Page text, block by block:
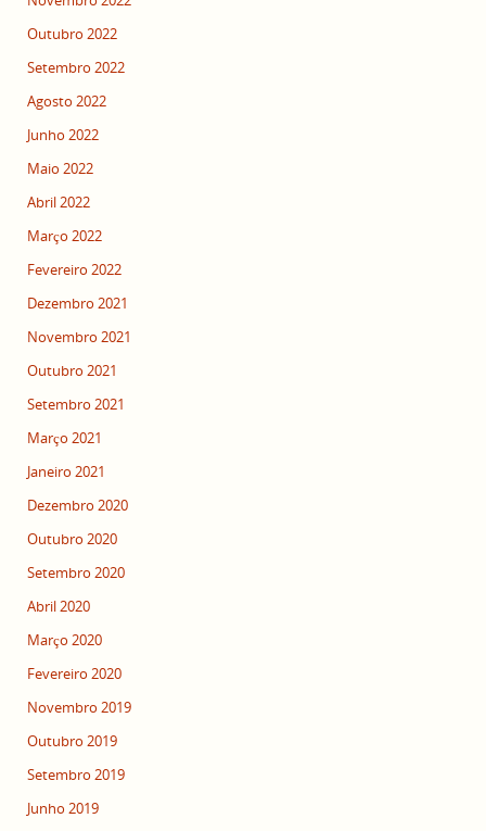
Outubro 2022
Setembro 2022
Agosto 2022
Junho 2022
Maio 2022
Abril 2022
Março 2022
Fevereiro 2022
Dezembro 2021
Novembro 2021
Outubro 2021
Setembro 2021
Março 2021
Janeiro 2021
Dezembro 2020
Outubro 2020
Setembro 2020
Abril 2020
Março 2020
Fevereiro 2020
Novembro 2019
Outubro 2019
Setembro 2019
Junho 2019